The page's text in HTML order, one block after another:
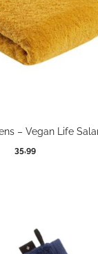
– Vegan Life
35,99